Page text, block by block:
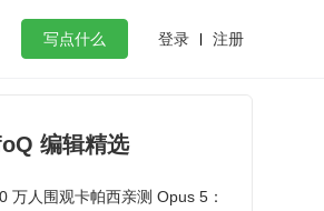
写点什么 登录 注册
flutter
编辑精选
万人围观卡帕西亲测 Opus 5：